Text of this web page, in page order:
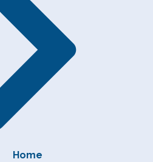
Home